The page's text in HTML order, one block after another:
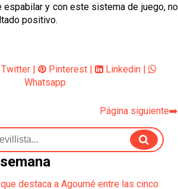
espabilar y con este sistema de juego, no
positivo.
Twitter | Pinterest | Linkedin |
Whatsapp
Página siguiente➡️
destaca a Agoumé entre las cinco